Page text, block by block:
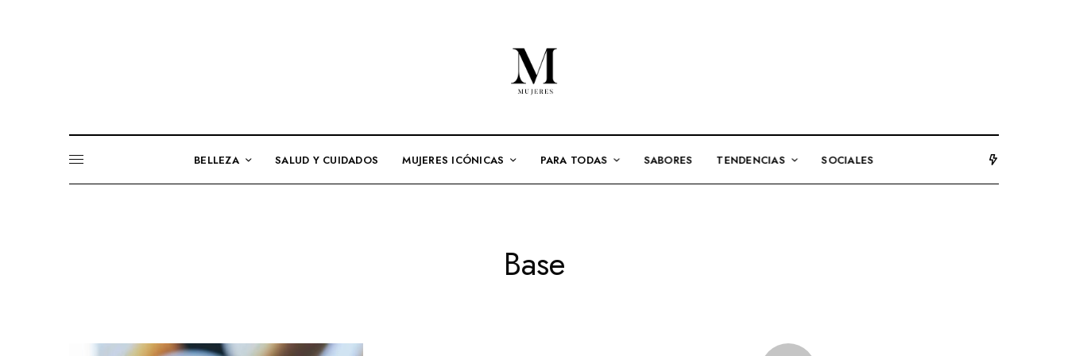
BELLEZA SALUD Y CUIDADOS MUJERES ICÓNICAS PARA TODAS SABORES TENDENCIAS SOCIALES
Base